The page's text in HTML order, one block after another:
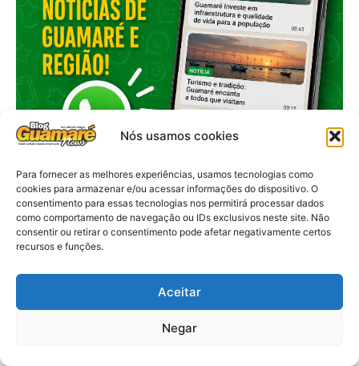
Nós usamos cookies
Para fornecer as melhores experiências, usamos tecnologias como
cookies para armazenar e/ou acessar informações do dispositivo. O
consentimento para essas tecnologias nos permitirá processar dados
como comportamento de navegação ou IDs exclusivos neste site. Não
consentir ou retirar o consentimento pode afetar negativamente certos
recursos e funções.
Aceitar
Negar